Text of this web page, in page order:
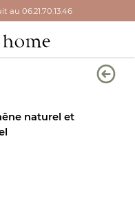
06.21.70.13.46
naturel et